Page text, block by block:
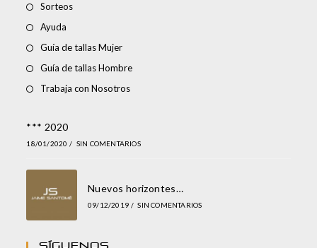
Sorteos
Ayuda
Guía de tallas Mujer
Guía de tallas Hombre
Trabaja con Nosotros
*** 2020
18/01/2020 / SIN COMENTARIOS
Nuevos horizontes…
09/12/2019 / SIN COMENTARIOS
Síguenos